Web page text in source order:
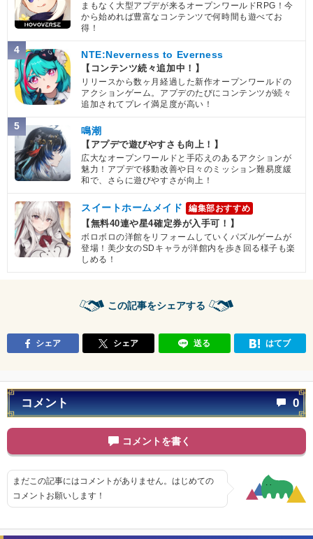
まもなく大型アプデが来るオープンワールドRPG！今
から始めれば豊富なコンテンツで何時間も遊べてお
得！
4 NTE:Neverness to Everness
【コンテンツ続々追加中！】
リリースから数ヶ月経過した新作オープンワールドの
アクションゲーム。アプデのたびにコンテンツが続々
追加されてプレイ満足度が高い！
5 鳴潮
【アプデで遊びやすさも向上！】
広大なオープンワールドと手応えのあるアクションが
魅力！アプデで移動改善や日々のミッション難易度緩
和で、さらに遊びやすさが向上！
スイートホームメイド 編集部おすすめ
【無料40連や星4確定券が入手可！】
ボロボロの洋館をリフォームしていくパズルゲームが
登場！美少女のSDキャラが洋館内を歩き回る様子も楽
しめる！
この記事をシェアする
シェア シェア 送る はてブ
コメント 0
コメントを書く
まだこの記事にはコメントがありません。はじめての
コメントお願いします！